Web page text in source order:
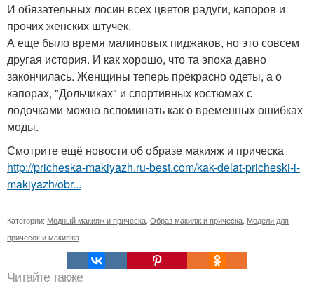
И обязательных лосин всех цветов радуги, капоров и
прочих женских штучек.
А еще было время малиновых пиджаков, но это совсем
другая история. И как хорошо, что та эпоха давно
закончилась. Женщины теперь прекрасно одеты, а о
капорах, "Дольчиках" и спортивных костюмах с
лодочками можно вспоминать как о временных ошибках
моды.
Смотрите ещё новости об образе макияж и прическа
http://pricheska-makiyazh.ru-best.com/kak-delat-pricheski-i-
makiyazh/obr...
Категории: Модный макияж и прическа Образ макияж и прическа Модели для
причесок и макияжа
Читайте также